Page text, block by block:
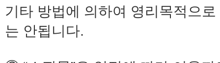
기타 방법에 의하여 영리목적으
는 안됩니다.